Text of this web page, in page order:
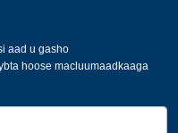
aad u gasho
hoose macluumaadkaaga